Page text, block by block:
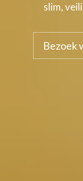
slim,
Bezoek